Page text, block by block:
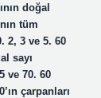
doğal
tüm
2, 3 ve 5. 60
sayı
ve 70. 60
çarpanları